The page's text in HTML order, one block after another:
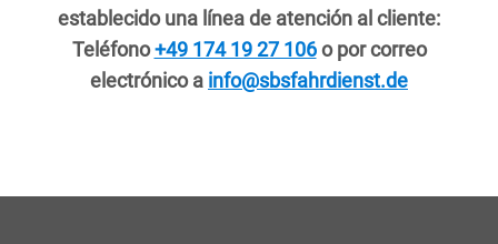
establecido una línea de atención al cliente:
Teléfono+49 174 19 27 106o por correo
electrónico a info@sbsfahrdienst.de